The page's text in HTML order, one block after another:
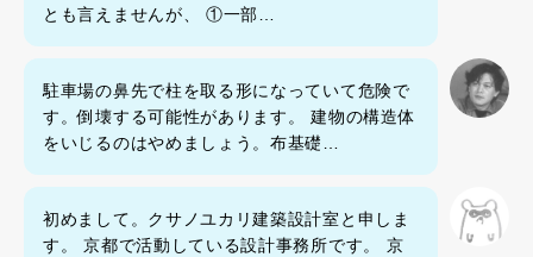
とも言えませんが、 ①一部…
駐車場の鼻先で柱を取る形になっていて危険で
す。倒壊する可能性があります。 建物の構造体
をいじるのはやめましょう。布基礎…
初めまして。クサノユカリ建築設計室と申しま
す。 京都で活動している設計事務所です。 京